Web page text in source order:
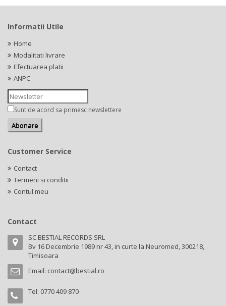
Informatii Utile
Home
Modalitati livrare
Efectuarea platii
ANPC
Sunt de acord sa primesc newslettere
Customer Service
Contact
Termeni si conditii
Contul meu
Contact
SC BESTIAL RECORDS SRL
Bv 16 Decembrie 1989 nr 43, in curte la Neuromed, 300218,
Timisoara
Email: contact@bestial.ro
Tel: 0770 409 870